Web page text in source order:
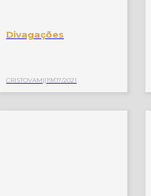
Divagações
CRISTOVAM||19/07/2021